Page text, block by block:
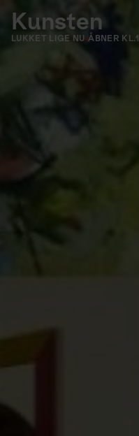
Kunsten
LUKKET LIGE NU ÅBNER KL.